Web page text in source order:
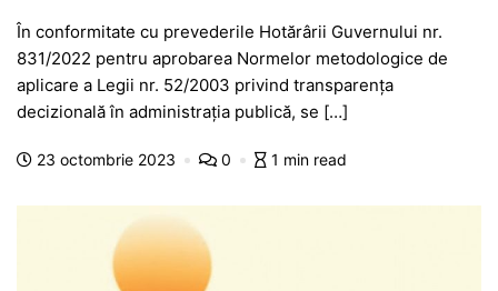
a
c
e
b
o
h
at
s
A
p
s
s
e
n
er
itt
er
el
e
gr
a
m
s
s
a
g
ar
ta
je
a
z
În conformitate cu prevederile Hotărârii Guvernului nr.
831/2022 pentru aprobarea Normelor metodologice de
aplicare a Legii nr. 52/2003 privind transparenţa
decizională în administraţia publică, se […]
23 octombrie 2023 0 1 min read